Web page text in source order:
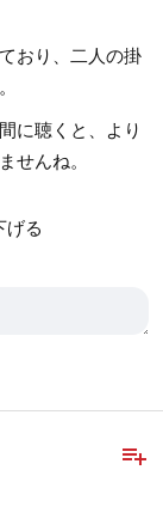
おり、二人の掛
に聴くと、より
せんね。
げる
playlist_add